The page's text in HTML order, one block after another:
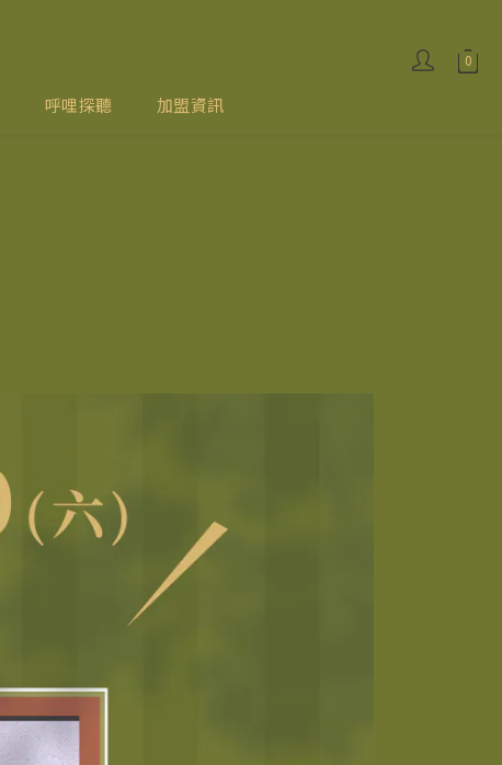
呼哩探聽 加盟資訊